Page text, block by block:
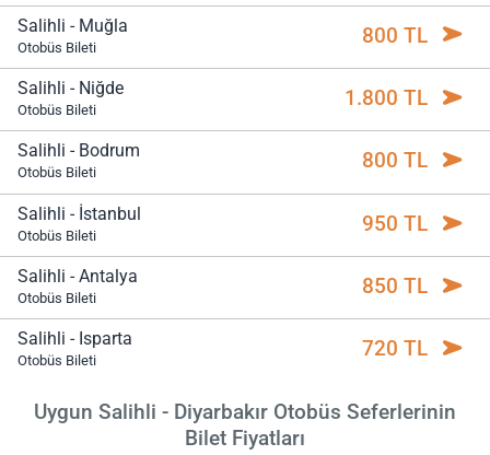
Salihli - Muğla
Otobüs Bileti 800 TL
Salihli - Niğde
Otobüs Bileti 1.800 TL
Salihli - Bodrum
Otobüs Bileti 800 TL
Salihli - İstanbul
Otobüs Bileti 950 TL
Salihli - Antalya
Otobüs Bileti 850 TL
Salihli - Isparta
Otobüs Bileti 720 TL
Uygun Salihli - Diyarbakır Otobüs Seferlerinin
Bilet Fiyatları